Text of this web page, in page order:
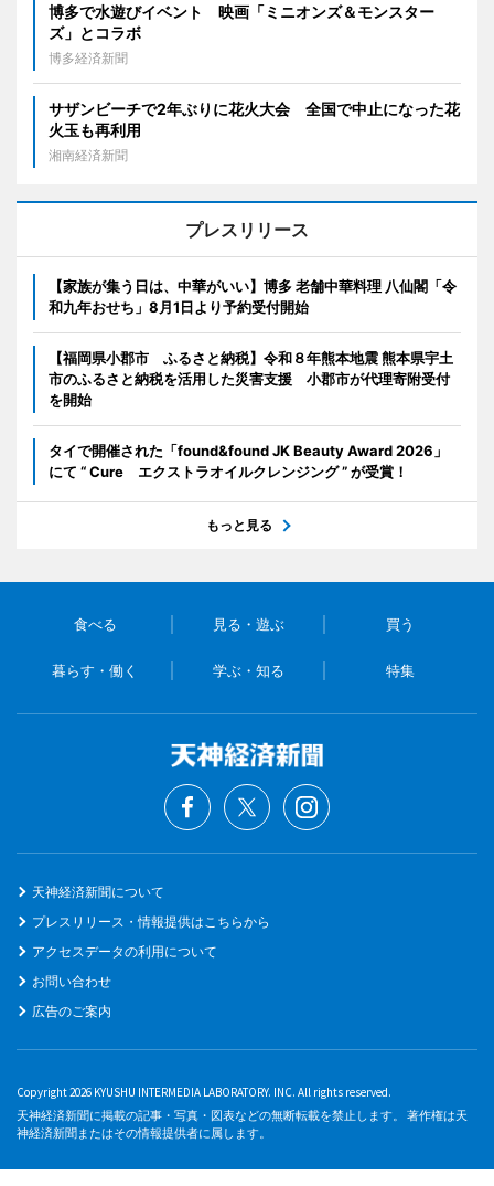
博多で水遊びイベント 映画「ミニオンズ＆モンスター
ズ」とコラボ
博多経済新聞
サザンビーチで2年ぶりに花火大会 全国で中止になった花
火玉も再利用
湘南経済新聞
プレスリリース
【家族が集う日は、中華がいい】博多 老舗中華料理 八仙閣「令
和九年おせち」8月1日より予約受付開始
【福岡県小郡市 ふるさと納税】令和８年熊本地震 熊本県宇土
市のふるさと納税を活用した災害支援 小郡市が代理寄附受付
を開始
タイで開催された「found&found JK Beauty Award 2026」
にて “ Cure エクストラオイルクレンジング ” が受賞！
もっと見る
食べる 見る・遊ぶ 買う
暮らす・働く 学ぶ・知る 特集
天神経済新聞について
プレスリリース・情報提供はこちらから
アクセスデータの利用について
お問い合わせ
広告のご案内
Copyright 2026 KYUSHU INTERMEDIA LABORATORY. INC. All rights reserved.
天神経済新聞に掲載の記事・写真・図表などの無断転載を禁止します。 著作権は天
神経済新聞またはその情報提供者に属します。